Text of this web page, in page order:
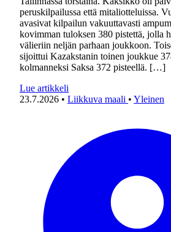
peruskilpailussa että mitaliotteluissa.
avasivat kilpailun vakuuttavasti
kovimman tuloksen 380 pistettä, jolla
välieriin neljän parhaan joukkoon.
sijoittui Kazakstanin toinen joukkue
kolmanneksi Saksa 372 pisteellä. […]
Lue artikkeli
23.7.2026 • Liikkuva maali • Yleinen